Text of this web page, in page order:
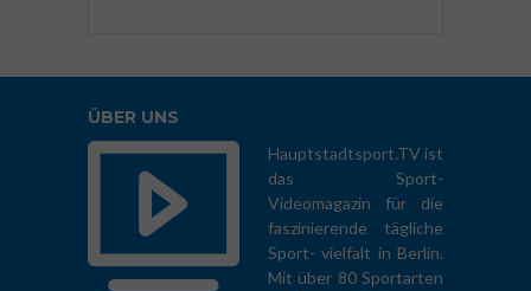
ÜBER UNS
Hauptstadtsport.TV ist
das Sport-
Videomagazin für die
faszinierende tägliche
Sport- vielfalt in Berlin.
Mit über 80 Sportarten